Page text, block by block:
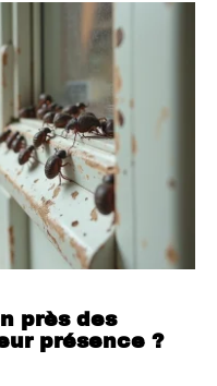
près des
présence ?